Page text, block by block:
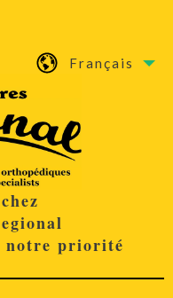
Français
notre priorité